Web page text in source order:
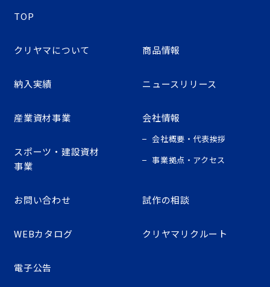
TOP
クリヤマについて 商品情報
納入実績 ニュースリリース
産業資材事業
スポーツ・建設資材
事業
会社情報
会社概要・代表挨拶
事業拠点・アクセス
お問い合わせ 試作の相談
WEBカタログ クリヤマリクルート
電子公告